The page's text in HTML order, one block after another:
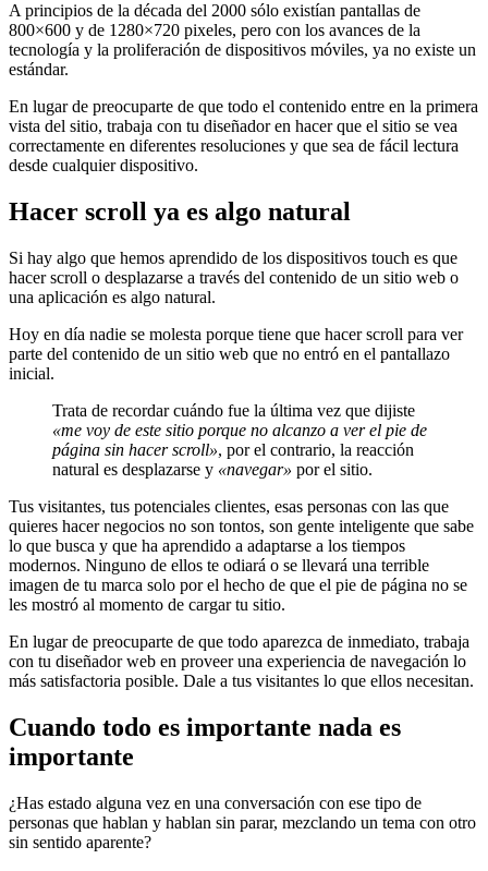
A principios de la década del 2000 sólo existían pantallas de
800×600 y de 1280×720 pixeles, pero con los avances de la
tecnología y la proliferación de dispositivos móviles, ya no existe un
estándar.
En lugar de preocuparte de que todo el contenido entre en la primera
vista del sitio, trabaja con tu diseñador en hacer que el sitio se vea
correctamente en diferentes resoluciones y que sea de fácil lectura
desde cualquier dispositivo.
Hacer scroll ya es algo natural
Si hay algo que hemos aprendido de los dispositivos touch es que
hacer scroll o desplazarse a través del contenido de un sitio web o
una aplicación es algo natural.
Hoy en día nadie se molesta porque tiene que hacer scroll para ver
parte del contenido de un sitio web que no entró en el pantallazo
inicial.
Trata de recordar cuándo fue la última vez que dijiste
«me voy de este sitio porque no alcanzo a ver el pie de
página sin hacer scroll», por el contrario, la reacción
natural es desplazarse y «navegar» por el sitio.
Tus visitantes, tus potenciales clientes, esas personas con las que
quieres hacer negocios no son tontos, son gente inteligente que sabe
lo que busca y que ha aprendido a adaptarse a los tiempos
modernos. Ninguno de ellos te odiará o se llevará una terrible
imagen de tu marca solo por el hecho de que el pie de página no se
les mostró al momento de cargar tu sitio.
En lugar de preocuparte de que todo aparezca de inmediato, trabaja
con tu diseñador web en proveer una experiencia de navegación lo
más satisfactoria posible. Dale a tus visitantes lo que ellos necesitan.
Cuando todo es importante nada es
importante
¿Has estado alguna vez en una conversación con ese tipo de
personas que hablan y hablan sin parar, mezclando un tema con otro
sin sentido aparente?